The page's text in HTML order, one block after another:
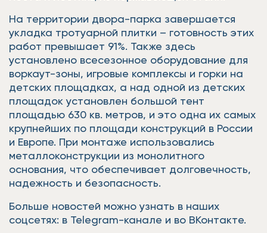
На территории двора-парка завершается
укладка тротуарной плитки – готовность этих
работ превышает 91%. Также здесь
установлено всесезонное оборудование для
воркаут-зоны, игровые комплексы и горки на
детских площадках, а над одной из детских
площадок установлен большой тент
площадью 630 кв. метров, и это одна их самых
крупнейших по площади конструкций в России
и Европе. При монтаже использовались
металлоконструкции из монолитного
основания, что обеспечивает долговечность,
надежность и безопасность.
Больше новостей можно узнать в наших
соцсетях: в Telegram-канале и во ВКонтакте.